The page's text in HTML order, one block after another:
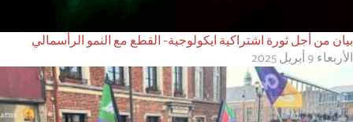
بيان من أجل ثورة اشتراكية ايكولوجية- القطع مع النمو الرأسمالي
الأربعاء 9 أبريل 2025